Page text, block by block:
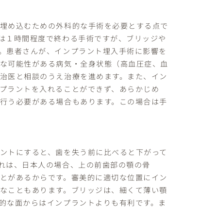
め込むための外科的な手術を必要とする点で
１時間程度で終わる手術ですが、ブリッジや
患者さんが、インプラント埋入手術に影響を
可能性がある病気・全身状態（高血圧症、血
医と相談のうえ治療を進めます。また、イン
ラントを入れることができず、あらかじめ
う必要がある場合もあります。この場合は手
トにすると、歯を失う前に比べると下がって
は、日本人の場合、上の前歯部の顎の骨
があるからです。審美的に適切な位置にイン
こともあります。ブリッジは、細くて薄い顎
な面からはインプラントよりも有利です。ま